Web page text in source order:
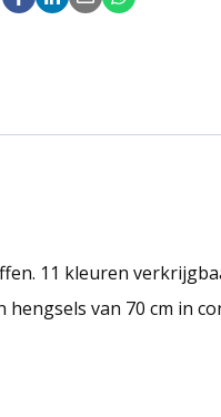
11 kleuren
van 70 cm in